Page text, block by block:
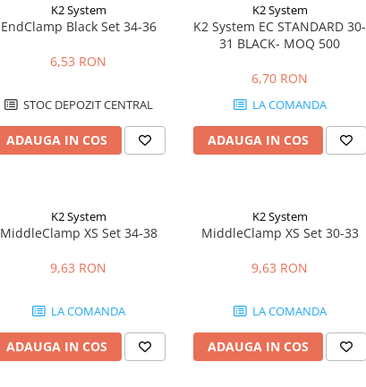
K2 System
EndClamp Black Set 34-36
6,53 RON
STOC DEPOZIT CENTRAL
ADAUGA IN COS
K2 System
K2 System EC STANDARD 30-
31 BLACK- MOQ 500
6,70 RON
LA COMANDA
ADAUGA IN COS
K2 System
MiddleClamp XS Set 34-38
9,63 RON
LA COMANDA
ADAUGA IN COS
K2 System
MiddleClamp XS Set 30-33
9,63 RON
LA COMANDA
ADAUGA IN COS